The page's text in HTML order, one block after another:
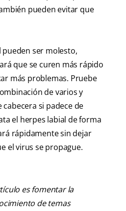
pueden evitar que
ser molesto,
que se curen más rápido
más problemas. Pruebe
de varios y
si padece de
el herpes labial de forma
rápidamente sin dejar
el virus se propague.
es fomentar la
de temas